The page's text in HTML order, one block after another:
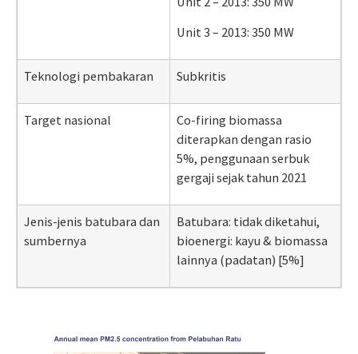
Unit 3 – 2013: 350 MW
Teknologi pembakaran Subkritis
Target nasional Co-firing biomassa
diterapkan dengan rasio
5%, penggunaan serbuk
gergaji sejak tahun 2021
Jenis-jenis batubara dan
sumbernya
Batubara: tidak diketahui,
bioenergi: kayu & biomassa
lainnya (padatan) [5%]